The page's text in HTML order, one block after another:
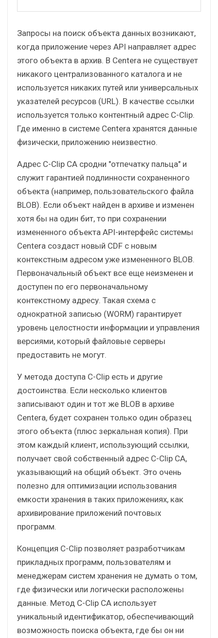
Запросы на поиск объекта данных возникают,
когда приложение через API направляет адрес
этого объекта в архив. В Centera не существует
никакого централизованного каталога и не
используется никаких путей или универсальных
указателей ресурсов (URL). В качестве ссылки
используется только контентный адрес C-Clip.
Где именно в системе Centera хранятся данные
физически, приложению неизвестно.
Адрес C-Clip CA сродни "отпечатку пальца" и
служит гарантией подлинности сохраненного
объекта (например, пользовательского файла
BLOB). Если объект найден в архиве и изменен
хотя бы на один бит, то при сохранении
измененного объекта API-интерфейс системы
Centera создаст новый CDF с новым
контекстным адресом уже измененного BLOB.
Первоначальный объект все еще неизменен и
доступен по его первоначальному
контекстному адресу. Такая схема с
однократной записью (WORM) гарантирует
уровень целостности информации и управления
версиями, который файловые серверы
предоставить не могут.
У метода доступа C-Clip есть и другие
достоинства. Если несколько клиентов
записывают один и тот же BLOB в архиве
Centera, будет сохранен только один образец
этого объекта (плюс зеркальная копия). При
этом каждый клиент, использующий ссылки,
получает свой собственный адрес C-Clip CA,
указывающий на общий объект. Это очень
полезно для оптимизации использования
емкости хранения в таких приложениях, как
архивирование приложений почтовых
программ.
Концепция C-Clip позволяет разработчикам
прикладных программ, пользователям и
менеджерам систем хранения не думать о том,
где физически или логически расположены
данные. Метод C-Clip CA использует
уникальный идентификатор, обеспечивающий
возможность поиска объекта, где бы он ни